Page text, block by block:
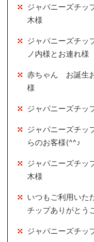
ジャパニーズチッ
木様
ジャパニーズチッ
ノ内様とお連れ様
赤ちゃん お誕生
様
ジャパニーズチッ
ジャパニーズチッ
らのお客様(^^♪
ジャパニーズチッ
木様
いつもご利用いた
チップありがとう
ジャパニーズチッ